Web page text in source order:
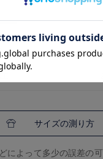
サイズの測り方
によって多少の誤差の可